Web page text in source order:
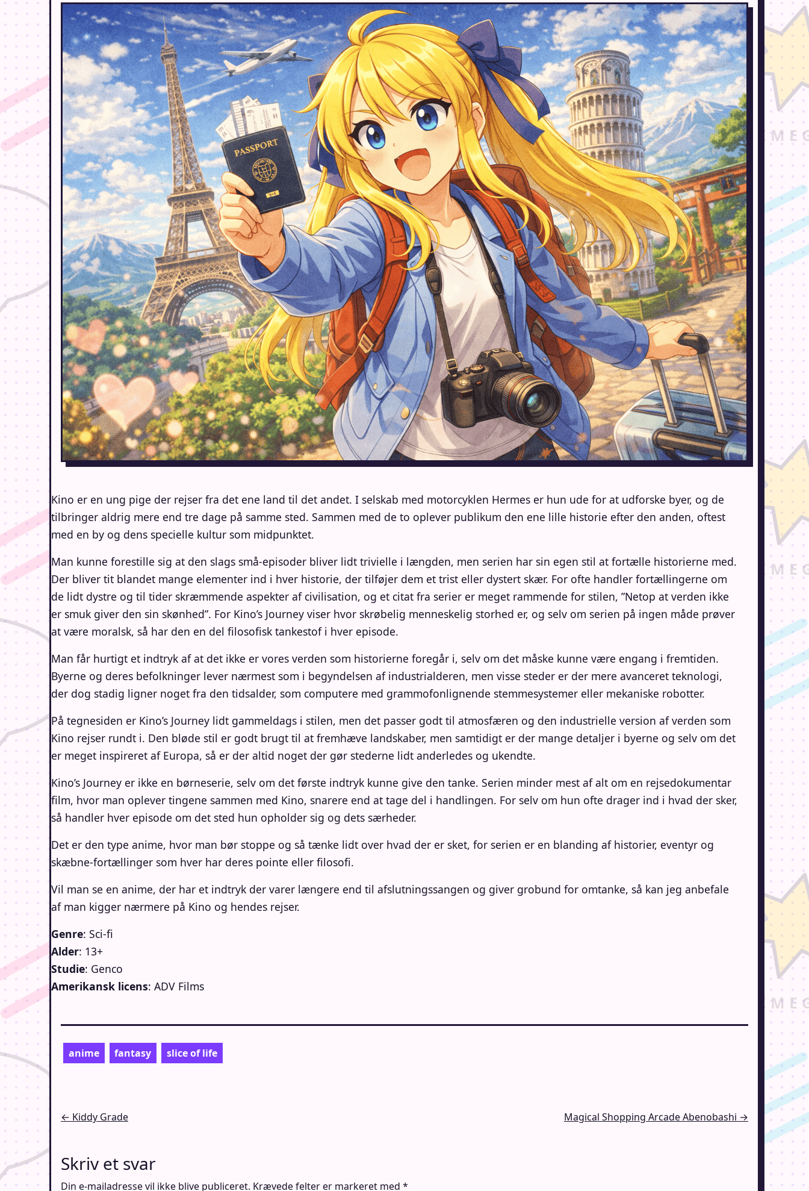
Kino er en ung pige der rejser fra det ene land til det andet. I selskab med motorcyklen Hermes er hun ude for at udforske byer, og de
tilbringer aldrig mere end tre dage på samme sted. Sammen med de to oplever publikum den ene lille historie efter den anden, oftest
med en by og dens specielle kultur som midpunktet.
Man kunne forestille sig at den slags små-episoder bliver lidt trivielle i længden, men serien har sin egen stil at fortælle historierne med.
Der bliver tit blandet mange elementer ind i hver historie, der tilføjer dem et trist eller dystert skær. For ofte handler fortællingerne om
de lidt dystre og til tider skræmmende aspekter af civilisation, og et citat fra serier er meget rammende for stilen, ”Netop at verden ikke
er smuk giver den sin skønhed”. For Kino’s Journey viser hvor skrøbelig menneskelig storhed er, og selv om serien på ingen måde prøver
at være moralsk, så har den en del filosofisk tankestof i hver episode.
Man får hurtigt et indtryk af at det ikke er vores verden som historierne foregår i, selv om det måske kunne være engang i fremtiden.
Byerne og deres befolkninger lever nærmest som i begyndelsen af industrialderen, men visse steder er der mere avanceret teknologi,
der dog stadig ligner noget fra den tidsalder, som computere med grammofonlignende stemmesystemer eller mekaniske robotter.
På tegnesiden er Kino’s Journey lidt gammeldags i stilen, men det passer godt til atmosfæren og den industrielle version af verden som
Kino rejser rundt i. Den bløde stil er godt brugt til at fremhæve landskaber, men samtidigt er der mange detaljer i byerne og selv om det
er meget inspireret af Europa, så er der altid noget der gør stederne lidt anderledes og ukendte.
Kino’s Journey er ikke en børneserie, selv om det første indtryk kunne give den tanke. Serien minder mest af alt om en rejsedokumentar
film, hvor man oplever tingene sammen med Kino, snarere end at tage del i handlingen. For selv om hun ofte drager ind i hvad der sker,
så handler hver episode om det sted hun opholder sig og dets særheder.
Det er den type anime, hvor man bør stoppe og så tænke lidt over hvad der er sket, for serien er en blanding af historier, eventyr og
skæbne-fortællinger som hver har deres pointe eller filosofi.
Vil man se en anime, der har et indtryk der varer længere end til afslutningssangen og giver grobund for omtanke, så kan jeg anbefale
af man kigger nærmere på Kino og hendes rejser.
Genre: Sci-fi
Alder: 13+
Studie: Genco
Amerikansk licens: ADV Films
anime fantasy slice of life
Indlægsnavigation
← Kiddy Grade Magical Shopping Arcade Abenobashi →
Skriv et svar
Din e-mailadresse vil ikke blive publiceret. Krævede felter er markeret med *